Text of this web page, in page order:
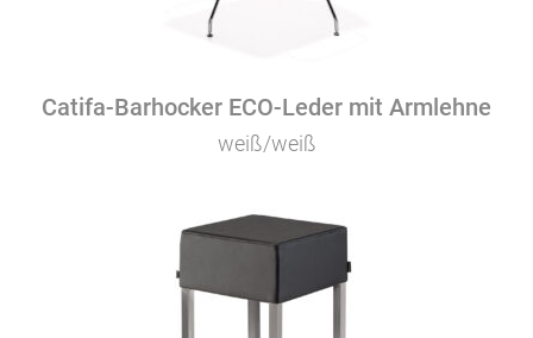
Catifa-Barhocker ECO-Leder mit Armlehne
weiß/weiß